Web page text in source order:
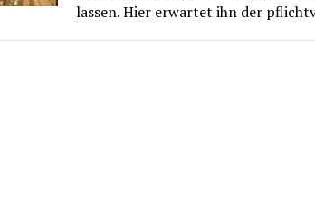
lassen. Hier erwartet ihn der